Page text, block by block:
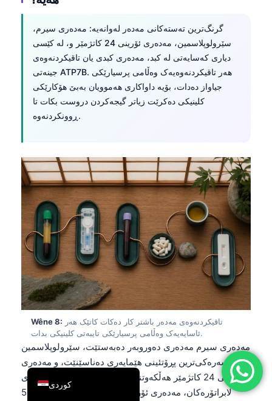
گرنگ‌ترین تەستەکانی مەدەر لەوانەیە: مەدەری سیرم،
سێرولوپلاسمین، مەدەری ئۆرینی 24 کاتژمێر و، لە کێسی
دیاری کەسایەتی لە کبد، مەدەری کبدی یان تاقیکردنەوەی
جینەتی ATP7B. هەر تاقیکردنەوەیەک وەڵامی پرسیارێکی
جیاواز دەدات، بۆیە داواکاری هەموویان بەبێ هۆکارێکی
کلینیکی دەکرێت زیاتر گیجەکردن دروست بکات تا
ڕوونکردنەوە.
Wêne 8:
ئاسایەیەک وەڵامی پرسیارێکی تایبەتی کلینیکی بدات.
مەدەری سیرم مەدەری دەوروبەر دەبەستێت، سێرولوپلاسمین
سەرەکی‌ترین پڕۆتئینی هێمایەری دەناسێنێت، و مەدەری
ئۆرینی 24 کاتژمێر هەڵکەوتنی مەدەر دەبەستێت. لە زۆربەی
لابراتۆرەکان، مەدەری ئۆرینی ڕاستەوخۆ لە نێوان 40-50
كوردی‎
English
Deutsch
العربية
Français
עִבְרִית
Italiano
Español
Português
Ελληνικά
Türkçe
Română
فارسی
Български
Dansk
Nederlands
हिन्दी
Bahasa Indonesia
Հայերեն